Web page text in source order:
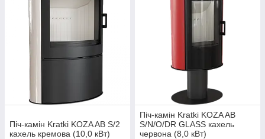
Піч-камін Kratki KOZA AB S/2
кахель кремова (10,0 кВт)
Піч-камін Kratki KOZA AB
S/N/O/DR GLASS кахель
червона (8,0 кВт)